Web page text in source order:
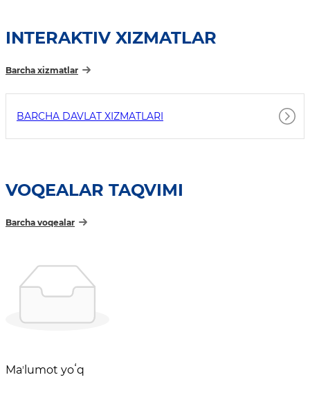
INTERAKTIV XIZMATLAR
Barcha xizmatlar
BARCHA DAVLAT XIZMATLARI
VOQEALAR TAQVIMI
Barcha voqealar
Maʼlumot yoʻq